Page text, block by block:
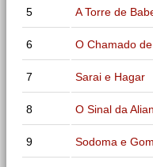
5 A Torre de
6 O Chamado
7 Sarai e Hagar
8 O Sinal da
9 Sodoma e